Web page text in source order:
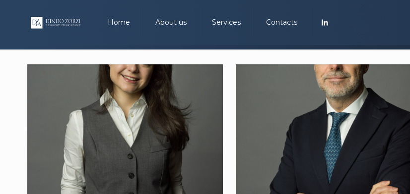
Home About us Services Contacts